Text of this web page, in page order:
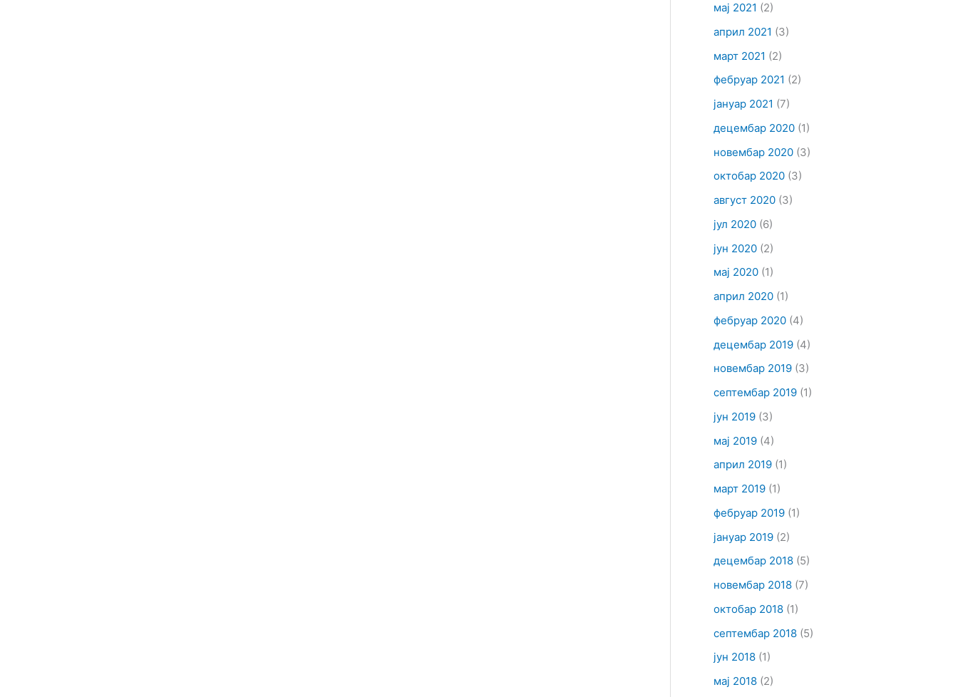
мај 2021 (2)
април 2021 (3)
март 2021 (2)
фебруар 2021 (2)
јануар 2021 (7)
децембар 2020(1)
новембар 2020(3)
октобар 2020(3)
август 2020(3)
јул 2020(6)
јун 2020(2)
мај 2020(1)
април 2020(1)
фебруар 2020(4)
децембар 2019(4)
новембар 2019(3)
септембар 2019(1)
јун 2019(3)
мај 2019(4)
април 2019(1)
март 2019(1)
фебруар 2019(1)
јануар 2019(2)
децембар 2018(5)
новембар 2018(7)
октобар 2018(1)
септембар 2018(5)
јун 2018(1)
мај 2018(2)